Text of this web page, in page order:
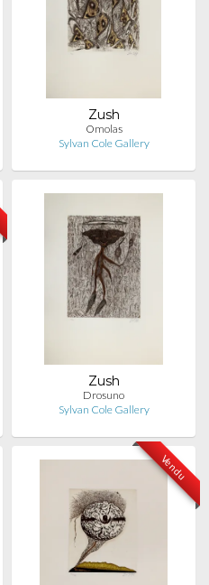
Zush
Omolas
Sylvan Cole Gallery
Zush
Drosuno
Sylvan Cole Gallery
Vendu